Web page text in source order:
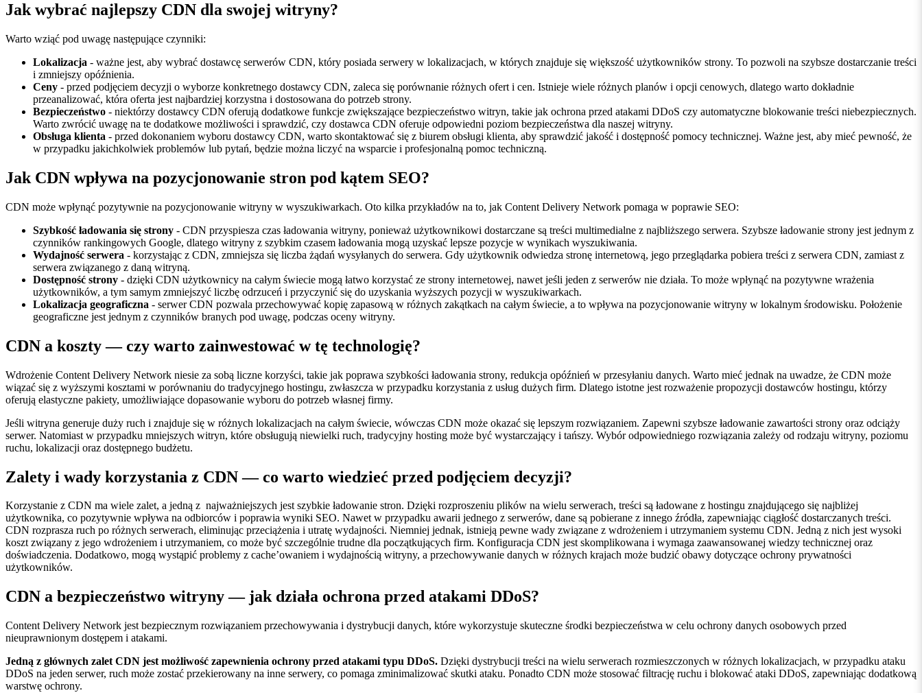
Jak wybrać najlepszy CDN dla swojej witryny?
Warto wziąć pod uwagę następujące czynniki:
Lokalizacja - ważne jest, aby wybrać dostawcę serwerów CDN, który posiada serwery w lokalizacjach, w których znajduje się większość użytkowników strony. To pozwoli na szybsze dostarczanie treści
i zmniejszy opóźnienia.
Ceny - przed podjęciem decyzji o wyborze konkretnego dostawcy CDN, zaleca się porównanie różnych ofert i cen. Istnieje wiele różnych planów i opcji cenowych, dlatego warto dokładnie
przeanalizować, która oferta jest najbardziej korzystna i dostosowana do potrzeb strony.
Bezpieczeństwo - niektórzy dostawcy CDN oferują dodatkowe funkcje zwiększające bezpieczeństwo witryn, takie jak ochrona przed atakami DDoS czy automatyczne blokowanie treści niebezpiecznych.
Warto zwrócić uwagę na te dodatkowe możliwości i sprawdzić, czy dostawca CDN oferuje odpowiedni poziom bezpieczeństwa dla naszej witryny.
Obsługa klienta - przed dokonaniem wyboru dostawcy CDN, warto skontaktować się z biurem obsługi klienta, aby sprawdzić jakość i dostępność pomocy technicznej. Ważne jest, aby mieć pewność, że
w przypadku jakichkolwiek problemów lub pytań, będzie można liczyć na wsparcie i profesjonalną pomoc techniczną.
Jak CDN wpływa na pozycjonowanie stron pod kątem SEO?
CDN może wpłynąć pozytywnie na pozycjonowanie witryny w wyszukiwarkach. Oto kilka przykładów na to, jak Content Delivery Network pomaga w poprawie SEO:
Szybkość ładowania się strony - CDN przyspiesza czas ładowania witryny, ponieważ użytkownikowi dostarczane są treści multimedialne z najbliższego serwera. Szybsze ładowanie strony jest jednym z
czynników rankingowych Google, dlatego witryny z szybkim czasem ładowania mogą uzyskać lepsze pozycje w wynikach wyszukiwania.
Wydajność serwera - korzystając z CDN, zmniejsza się liczba żądań wysyłanych do serwera. Gdy użytkownik odwiedza stronę internetową, jego przeglądarka pobiera treści z serwera CDN, zamiast z
serwera związanego z daną witryną.
Dostępność strony - dzięki CDN użytkownicy na całym świecie mogą łatwo korzystać ze strony internetowej, nawet jeśli jeden z serwerów nie działa. To może wpłynąć na pozytywne wrażenia
użytkowników, a tym samym zmniejszyć liczbę odrzuceń i przyczynić się do uzyskania wyższych pozycji w wyszukiwarkach.
Lokalizacja geograficzna - serwer CDN pozwala przechowywać kopię zapasową w różnych zakątkach na całym świecie, a to wpływa na pozycjonowanie witryny w lokalnym środowisku. Położenie
geograficzne jest jednym z czynników branych pod uwagę, podczas oceny witryny.
CDN a koszty — czy warto zainwestować w tę technologię?
Wdrożenie Content Delivery Network niesie za sobą liczne korzyści, takie jak poprawa szybkości ładowania strony, redukcja opóźnień w przesyłaniu danych. Warto mieć jednak na uwadze, że CDN może
wiązać się z wyższymi kosztami w porównaniu do tradycyjnego hostingu, zwłaszcza w przypadku korzystania z usług dużych firm. Dlatego istotne jest rozważenie propozycji dostawców hostingu, którzy
oferują elastyczne pakiety, umożliwiające dopasowanie wyboru do potrzeb własnej firmy.
Jeśli witryna generuje duży ruch i znajduje się w różnych lokalizacjach na całym świecie, wówczas CDN może okazać się lepszym rozwiązaniem. Zapewni szybsze ładowanie zawartości strony oraz odciąży
serwer. Natomiast w przypadku mniejszych witryn, które obsługują niewielki ruch, tradycyjny hosting może być wystarczający i tańszy. Wybór odpowiedniego rozwiązania zależy od rodzaju witryny, poziomu
ruchu, lokalizacji oraz dostępnego budżetu.
Zalety i wady korzystania z CDN — co warto wiedzieć przed podjęciem decyzji?
Korzystanie z CDN ma wiele zalet, a jedną z najważniejszych jest szybkie ładowanie stron. Dzięki rozproszeniu plików na wielu serwerach, treści są ładowane z hostingu znajdującego się najbliżej
użytkownika, co pozytywnie wpływa na odbiorców i poprawia wyniki SEO. Nawet w przypadku awarii jednego z serwerów, dane są pobierane z innego źródła, zapewniając ciągłość dostarczanych treści.
CDN rozprasza ruch po różnych serwerach, eliminując przeciążenia i utratę wydajności. Niemniej jednak, istnieją pewne wady związane z wdrożeniem i utrzymaniem systemu CDN. Jedną z nich jest wysoki
koszt związany z jego wdrożeniem i utrzymaniem, co może być szczególnie trudne dla początkujących firm. Konfiguracja CDN jest skomplikowana i wymaga zaawansowanej wiedzy technicznej oraz
doświadczenia. Dodatkowo, mogą wystąpić problemy z cache’owaniem i wydajnością witryny, a przechowywanie danych w różnych krajach może budzić obawy dotyczące ochrony prywatności
użytkowników.
CDN a bezpieczeństwo witryny — jak działa ochrona przed atakami DDoS?
Content Delivery Network jest bezpiecznym rozwiązaniem przechowywania i dystrybucji danych, które wykorzystuje skuteczne środki bezpieczeństwa w celu ochrony danych osobowych przed
nieuprawnionym dostępem i atakami.
Jedną z głównych zalet CDN jest możliwość zapewnienia ochrony przed atakami typu DDoS. Dzięki dystrybucji treści na wielu serwerach rozmieszczonych w różnych lokalizacjach, w przypadku ataku
DDoS na jeden serwer, ruch może zostać przekierowany na inne serwery, co pomaga zminimalizować skutki ataku. Ponadto CDN może stosować filtrację ruchu i blokować ataki DDoS, zapewniając dodatkową
warstwę ochrony.